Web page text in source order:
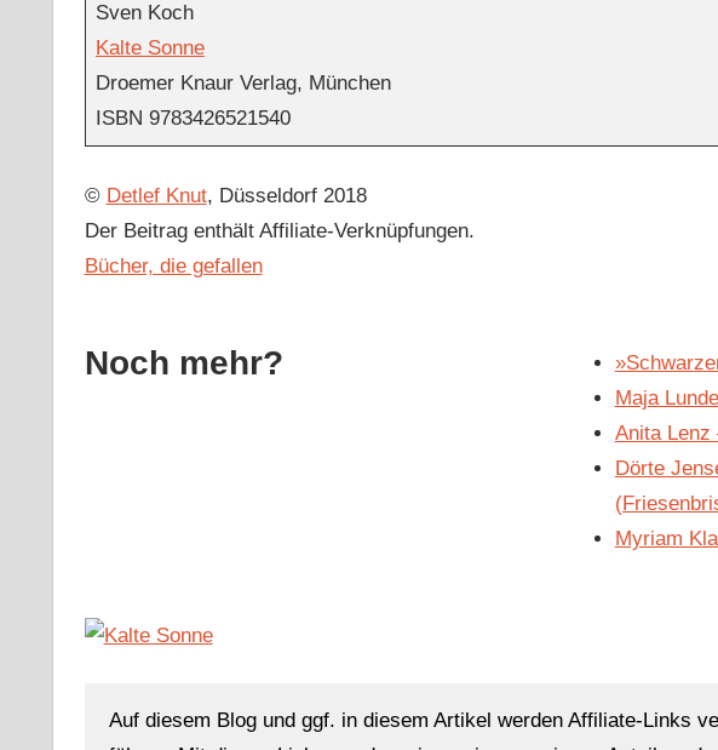
Sven Koch
Kalte Sonne
Droemer Knaur Verlag, München
ISBN 9783426521540
© Detlef Knut, Düsseldorf 2018
Der Beitrag enthält Affiliate-Verknüpfungen.
Bücher, die gefallen
Noch mehr?
Maja
Anita Lenz
Dörte
Myriam
Auf diesem Blog und ggf. in diesem Artikel werden Affiliate-Links